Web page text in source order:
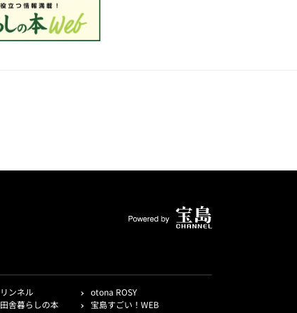
リンネル
otona ROSY
田舎暮らしの本
宝島すごい！WEB